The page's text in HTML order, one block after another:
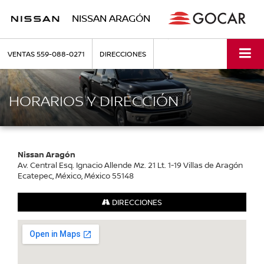
NISSAN ARAGÓN
VENTAS559-088-0271 DIRECCIONES
HORARIOS Y DIRECCIÓN
Nissan Aragón
Av. Central Esq. Ignacio Allende Mz. 21 Lt. 1-19 Villas de Aragón
Ecatepec, México, México 55148
DIRECCIONES